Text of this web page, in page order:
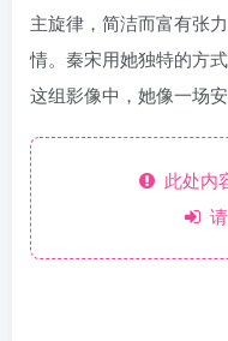
主旋律，简洁而富有张
情。秦宋用她独特的方
这组影像中，她像一场
此处内
请